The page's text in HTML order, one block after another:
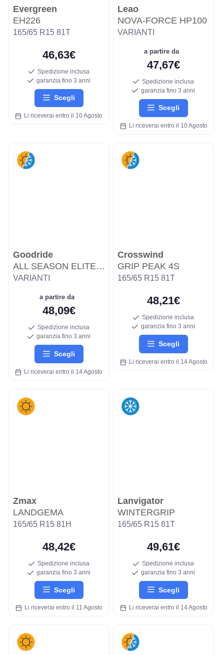
Evergreen
EH226
165/65 R15 81T
46,63€
Spedizione inclusa
garanzia fino 3 anni
Scegli
Li riceverai entro il 10 Agosto
Leao
NOVA-FORCE HP100
VARIANTI
a partire da
47,67€
Spedizione inclusa
garanzia fino 3 anni
Scegli
Li riceverai entro il 10 Agosto
Goodride
ALL SEASON ELITE Z-401
VARIANTI
a partire da
48,09€
Spedizione inclusa
garanzia fino 3 anni
Scegli
Li riceverai entro il 14 Agosto
Crosswind
GRIP PEAK 4S
165/65 R15 81T
48,21€
Spedizione inclusa
garanzia fino 3 anni
Scegli
Li riceverai entro il 14 Agosto
Zmax
LANDGEMA
165/65 R15 81H
48,42€
Spedizione inclusa
garanzia fino 3 anni
Scegli
Li riceverai entro il 11 Agosto
Lanvigator
WINTERGRIP
165/65 R15 81T
49,61€
Spedizione inclusa
garanzia fino 3 anni
Scegli
Li riceverai entro il 14 Agosto